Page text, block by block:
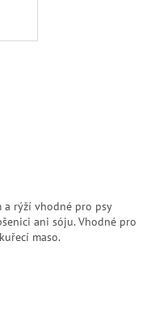
a rýží vhodné pro psy
ani sóju. Vhodné pro
maso.